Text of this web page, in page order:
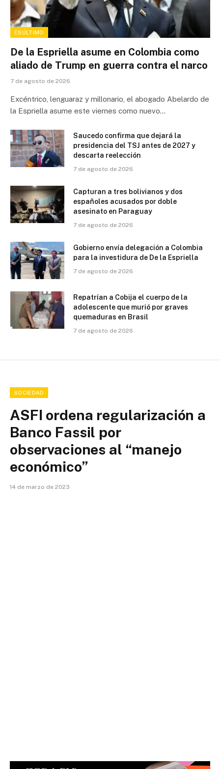
ESÚLTIMO
De la Espriella asume en Colombia como
aliado de Trump en guerra contra el narco
7 de agosto de 2026
Excéntrico, lenguaraz y millonario, el abogado Abelardo de
la Espriella asume este viernes como nuevo…
Saucedo confirma que dejará la
presidencia del TSJ antes de 2027 y
descarta reelección
7 de agosto de 2026
Capturan a tres bolivianos y dos
españoles acusados por doble
asesinato en Paraguay
7 de agosto de 2026
Gobierno envía delegación a Colombia
para la investidura de De la Espriella
7 de agosto de 2026
Repatrían a Cobija el cuerpo de la
adolescente que murió por graves
quemaduras en Brasil
7 de agosto de 2026
SOCIEDAD
ASFI ordena regularización a
Banco Fassil por
observaciones al “manejo
económico”
14 de marzo de 2023